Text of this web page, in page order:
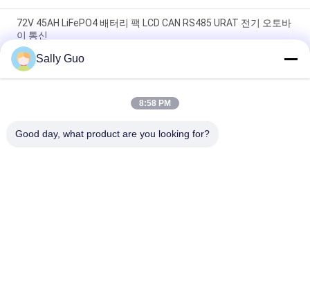
72V 45AH LiFePO4 배터리 팩 LCD CAN RS485 URAT 전기 오토바
이 통신
전기 오토바이 삼륜구동용 72V 30AH 리?? 이온 배터리 팩 LCD 디
스플레이 RS485
관습은 현명한 BMS에게 도달하도록 쉬운 72V 50Ah 전기 자전거
Sally Guo
8:58 PM
Good day, what product are you looking for?